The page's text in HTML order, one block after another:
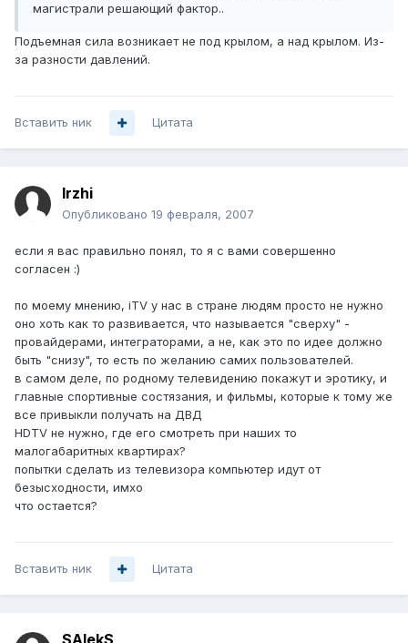
магистрали решающий фактор..
Подъемная сила возникает не под крылом, а над крылом. Из-
за разности давлений.
Вставить ник Цитата
Irzhi
Опубликовано 19 февраля, 2007
если я вас правильно понял, то я с вами совершенно
согласен :)
по моему мнению, iTV у нас в стране людям просто не нужно
оно хоть как то развивается, что называется "сверху" -
провайдерами, интеграторами, а не, как это по идее должно
быть "снизу", то есть по желанию самих пользователей.
в самом деле, по родному телевидению покажут и эротику, и
главные спортивные состязания, и фильмы, которые к тому же
все привыкли получать на ДВД
HDTV не нужно, где его смотреть при наших то
малогабаритных квартирах?
попытки сделать из телевизора компьютер идут от
безысходности, имхо
что остается?
Вставить ник Цитата